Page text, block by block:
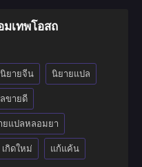
มเทพโอสถ
นิยายจีน นิยายแปล
ขายดี
ยแปลหลอมยา
เกิดใหม่ แก้แค้น